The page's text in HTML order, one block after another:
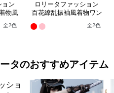
ョン
物風
ース
全2色
ロリータファッション
百花繚乱振袖風着物ワン
全2色
タのおすすめアイテム